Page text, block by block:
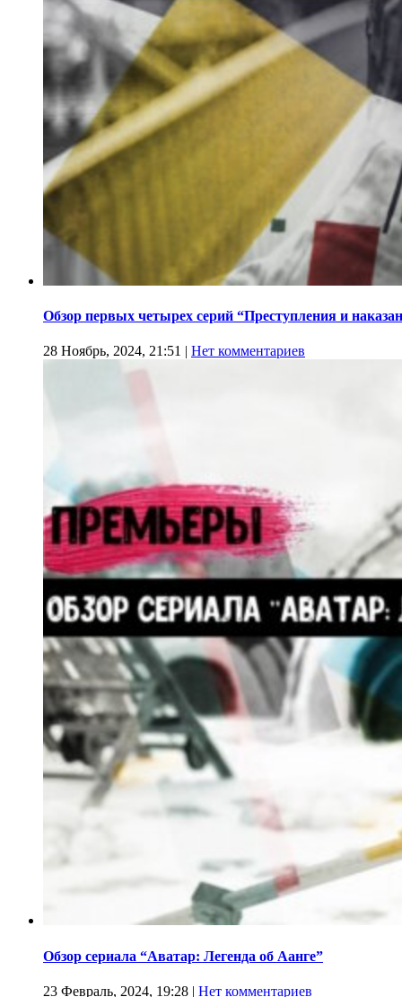
Обзор первых четырех серий “Преступления и
28 Ноябрь, 2024, 21:51 | Нет комментариев
Обзор сериала “Аватар: Легенда об Аанге”
23 Февраль, 2024, 19:28 | Нет комментариев